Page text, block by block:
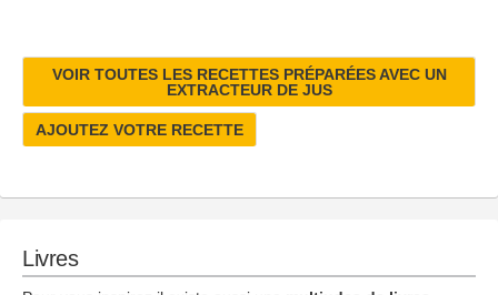
VOIR TOUTES LES RECETTES PRÉPARÉES AVEC UN
EXTRACTEUR DE JUS
AJOUTEZ VOTRE RECETTE
Livres